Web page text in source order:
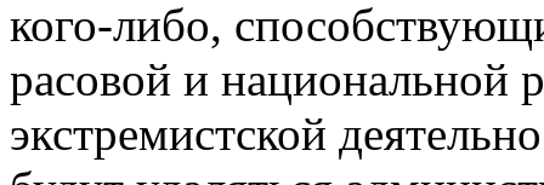
кого-либо,
расовой и национальной
экстремистской